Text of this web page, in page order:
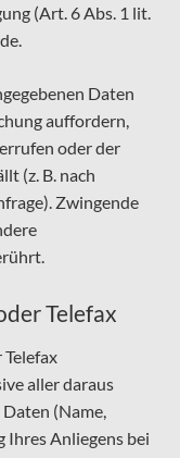
(Art. 6 Abs. 1 lit.
Daten
auffordern,
oder der
(z. B. nach
Zwingende
Telefax
aller daraus
(Name,
Ihres Anliegens bei